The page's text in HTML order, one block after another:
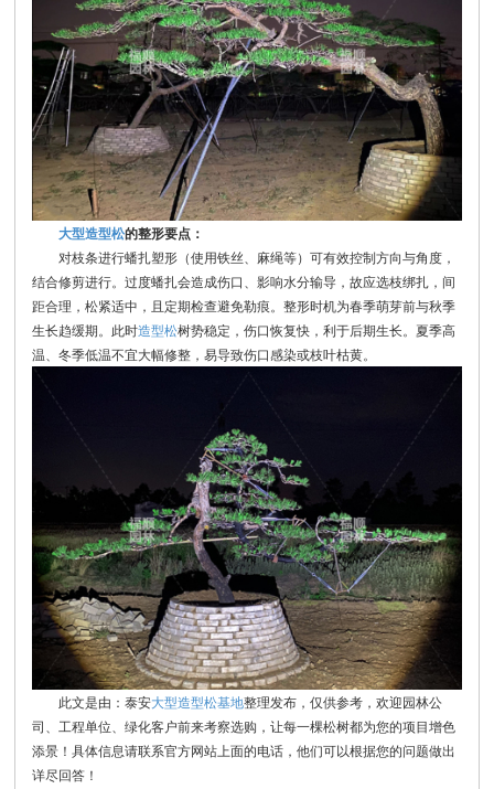
大型造型松的整形要点：
对枝条进行蟠扎塑形（使用铁丝、麻绳等）可有效控制方向与角度，
结合修剪进行。过度蟠扎会造成伤口、影响水分输导，故应选枝绑扎，间
距合理，松紧适中，且定期检查避免勒痕。整形时机为春季萌芽前与秋季
生长趋缓期。此时造型松树势稳定，伤口恢复快，利于后期生长。夏季高
温、冬季低温不宜大幅修整，易导致伤口感染或枝叶枯黄。
此文是由：泰安大型造型松基地整理发布，仅供参考，欢迎园林公
司、工程单位、绿化客户前来考察选购，让每一棵松树都为您的项目增色
添景！具体信息请联系官方网站上面的电话，他们可以根据您的问题做出
详尽回答！